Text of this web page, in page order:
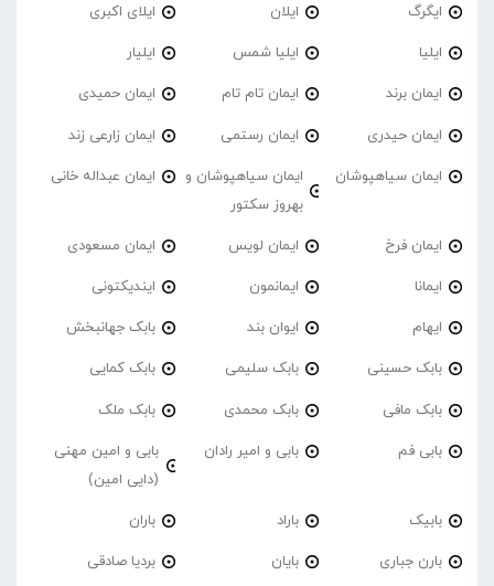
ایگرگ ایلان ایلای اکبری
ایلیا ایلیا شمس ایلیار
ایمان برند ایمان تام تام ایمان حمیدی
ایمان حیدری ایمان رستمی ایمان زارعی زند
ایمان سیاهپوشان
ایمان سیاهپوشان و
بهروز سکتور
ایمان عبداله خانی
ایمان فرخ ایمان لویس ایمان مسعودی
ایمانا ایمانمون ایندیکتونی
ایهام ایوان بند بابک جهانبخش
بابک حسینی بابک سلیمی بابک کمایی
بابک مافی بابک محمدی بابک ملک
بابی فم بابی و امیر رادان
بابی و امین مهنی
(دایی امین)
بابیک باراد باران
بارن جباری بایان بردیا صادقی